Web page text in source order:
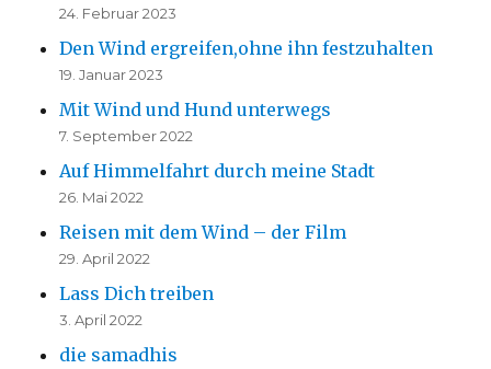
24. Februar 2023
Den Wind ergreifen,ohne ihn festzuhalten
19. Januar 2023
Mit Wind und Hund unterwegs
7. September 2022
Auf Himmelfahrt durch meine Stadt
26. Mai 2022
Reisen mit dem Wind – der Film
29. April 2022
Lass Dich treiben
3. April 2022
die samadhis